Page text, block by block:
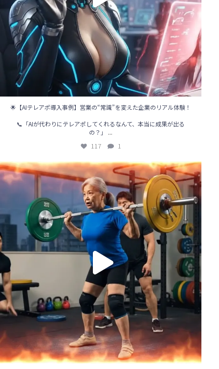
🌟【AIテレアポ導入事例】営業の“常識”を変えた企業のリアル体験！
📞「AIが代わりにテレアポしてくれるなんて、本当に成果が出る
の？」
...
117 1
🌞【営業の新時代、到来！】
「電話をかけるのはAIの仕事」...
81 0